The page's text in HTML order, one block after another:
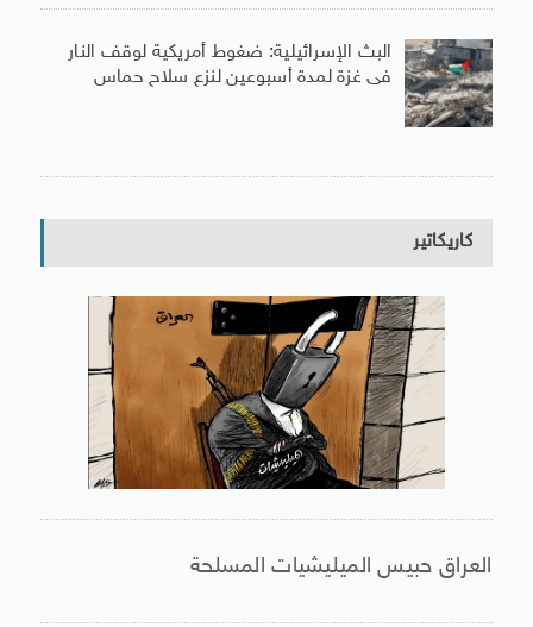
البث الإسرائيلية: ضغوط أمريكية لوقف النار
فى غزة لمدة أسبوعين لنزع سلاح حماس
كاريكاتير
العراق حبيس الميليشيات المسلحة